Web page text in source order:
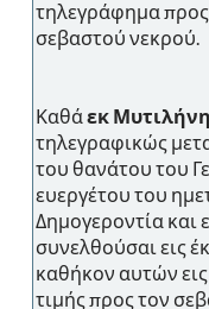
τηλεγράφημα προς
σεβαστού νεκρού.
Καθά εκ
τηλεγραφικώς
του θανάτου του
ευεργέτου του
Δημογεροντία και
συνελθούσαι εις
καθήκον αυτών
τιμής προς τον